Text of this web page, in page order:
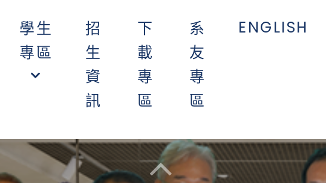
學生
專區
招
生
資
訊
下
載
專
區
系
友
專
區
ENGLISH